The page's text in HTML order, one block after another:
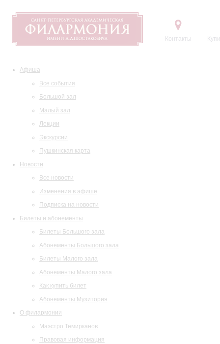
Контакты
Афиша
Все события
Большой зал
Малый зал
Лекции
Экскурсии
Пушкинская карта
Новости
Все новости
Изменения в афише
Подписка на новости
Билеты и абонементы
Билеты Большого зала
Абонементы Большого зала
Билеты Малого зала
Абонементы Малого зала
Как купить билет
Абонементы Музитория
О филармонии
Маэстро Темирканов
Правовая информация